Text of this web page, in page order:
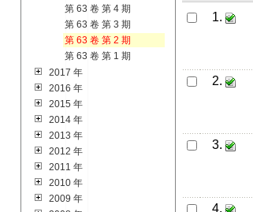
第 63 卷 第 4 期
第 63 卷 第 3 期
第 63 卷 第 2 期
第 63 卷 第 1 期
2017 年
2016 年
2015 年
2014 年
2013 年
2012 年
2011 年
2010 年
2009 年
1.
2.
3.
4.